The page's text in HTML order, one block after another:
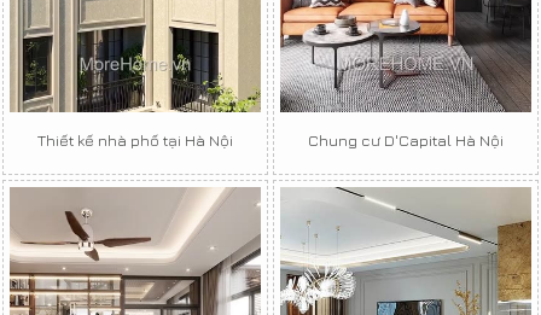
Thiết kế nhà phố tại Hà Nội Chung cư D'Capital Hà Nội